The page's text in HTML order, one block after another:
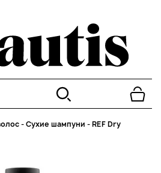
-Сухие шампуни -REF Dry